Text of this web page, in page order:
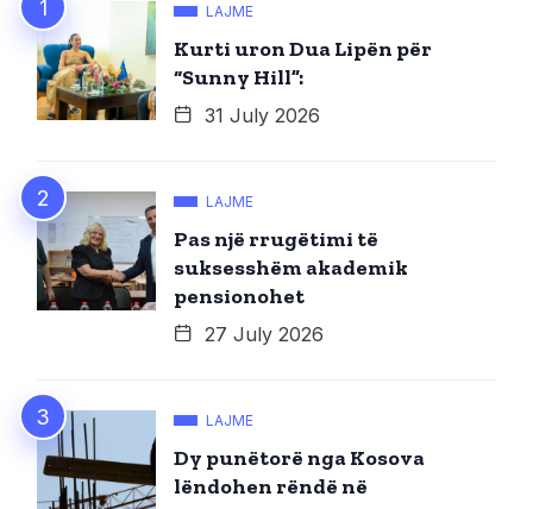
LAJME
Kurti uron Dua Lipën për
“Sunny Hill”:
31 July 2026
LAJME
Pas një rrugëtimi të
suksesshëm akademik
pensionohet
27 July 2026
LAJME
Dy punëtorë nga Kosova
lëndohen rëndë në